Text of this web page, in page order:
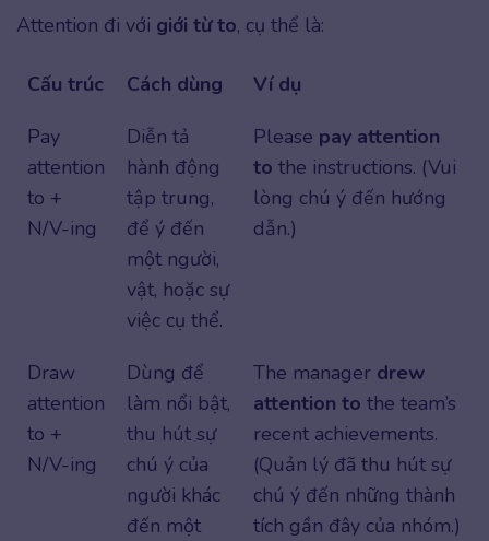
Attention đi với giới từ to, cụ thể là:
Cấu trúc Cách dùng
Ví dụ
Pay
attention
to +
N/V-ing
Diễn tả
hành động
tập trung,
để ý đến
một người,
vật, hoặc sự
việc cụ thể.
Please pay attention
to the instructions. (Vui
lòng chú ý đến hướng
dẫn.)
Draw
attention
to +
N/V-ing
Dùng để
làm nổi bật,
thu hút sự
chú ý của
người khác
đến một
The manager drew
attention to the team’s
recent achievements.
(Quản lý đã thu hút sự
chú ý đến những thành
tích gần đây của nhóm.)